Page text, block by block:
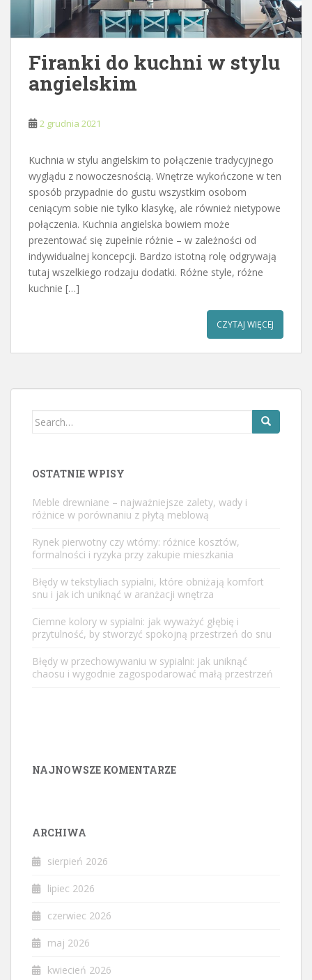
Firanki do kuchni w stylu
angielskim
2 grudnia 2021
Kuchnia w stylu angielskim to połączenie tradycyjnego
wyglądu z nowoczesnością. Wnętrze wykończone w ten
sposób przypadnie do gustu wszystkim osobom
ceniącym sobie nie tylko klasykę, ale również nietypowe
połączenia. Kuchnia angielska bowiem może
prezentować się zupełnie różnie – w zależności od
indywidualnej koncepcji. Bardzo istotną rolę odgrywają
tutaj wszelkiego rodzaju dodatki. Różne style, różne
kuchnie […]
CZYTAJ WIĘCEJ
Search
OSTATNIE WPISY
Meble drewniane – najważniejsze zalety, wady i
różnice w porównaniu z płytą meblową
Rynek pierwotny czy wtórny: różnice kosztów,
formalności i ryzyka przy zakupie mieszkania
Błędy w tekstyliach sypialni, które obniżają komfort
snu i jak ich uniknąć w aranżacji wnętrza
Ciemne kolory w sypialni: jak wyważyć głębię i
przytulność, by stworzyć spokojną przestrzeń do snu
Błędy w przechowywaniu w sypialni: jak uniknąć
chaosu i wygodnie zagospodarować małą przestrzeń
NAJNOWSZE KOMENTARZE
ARCHIWA
sierpień 2026
lipiec 2026
czerwiec 2026
maj 2026
kwiecień 2026